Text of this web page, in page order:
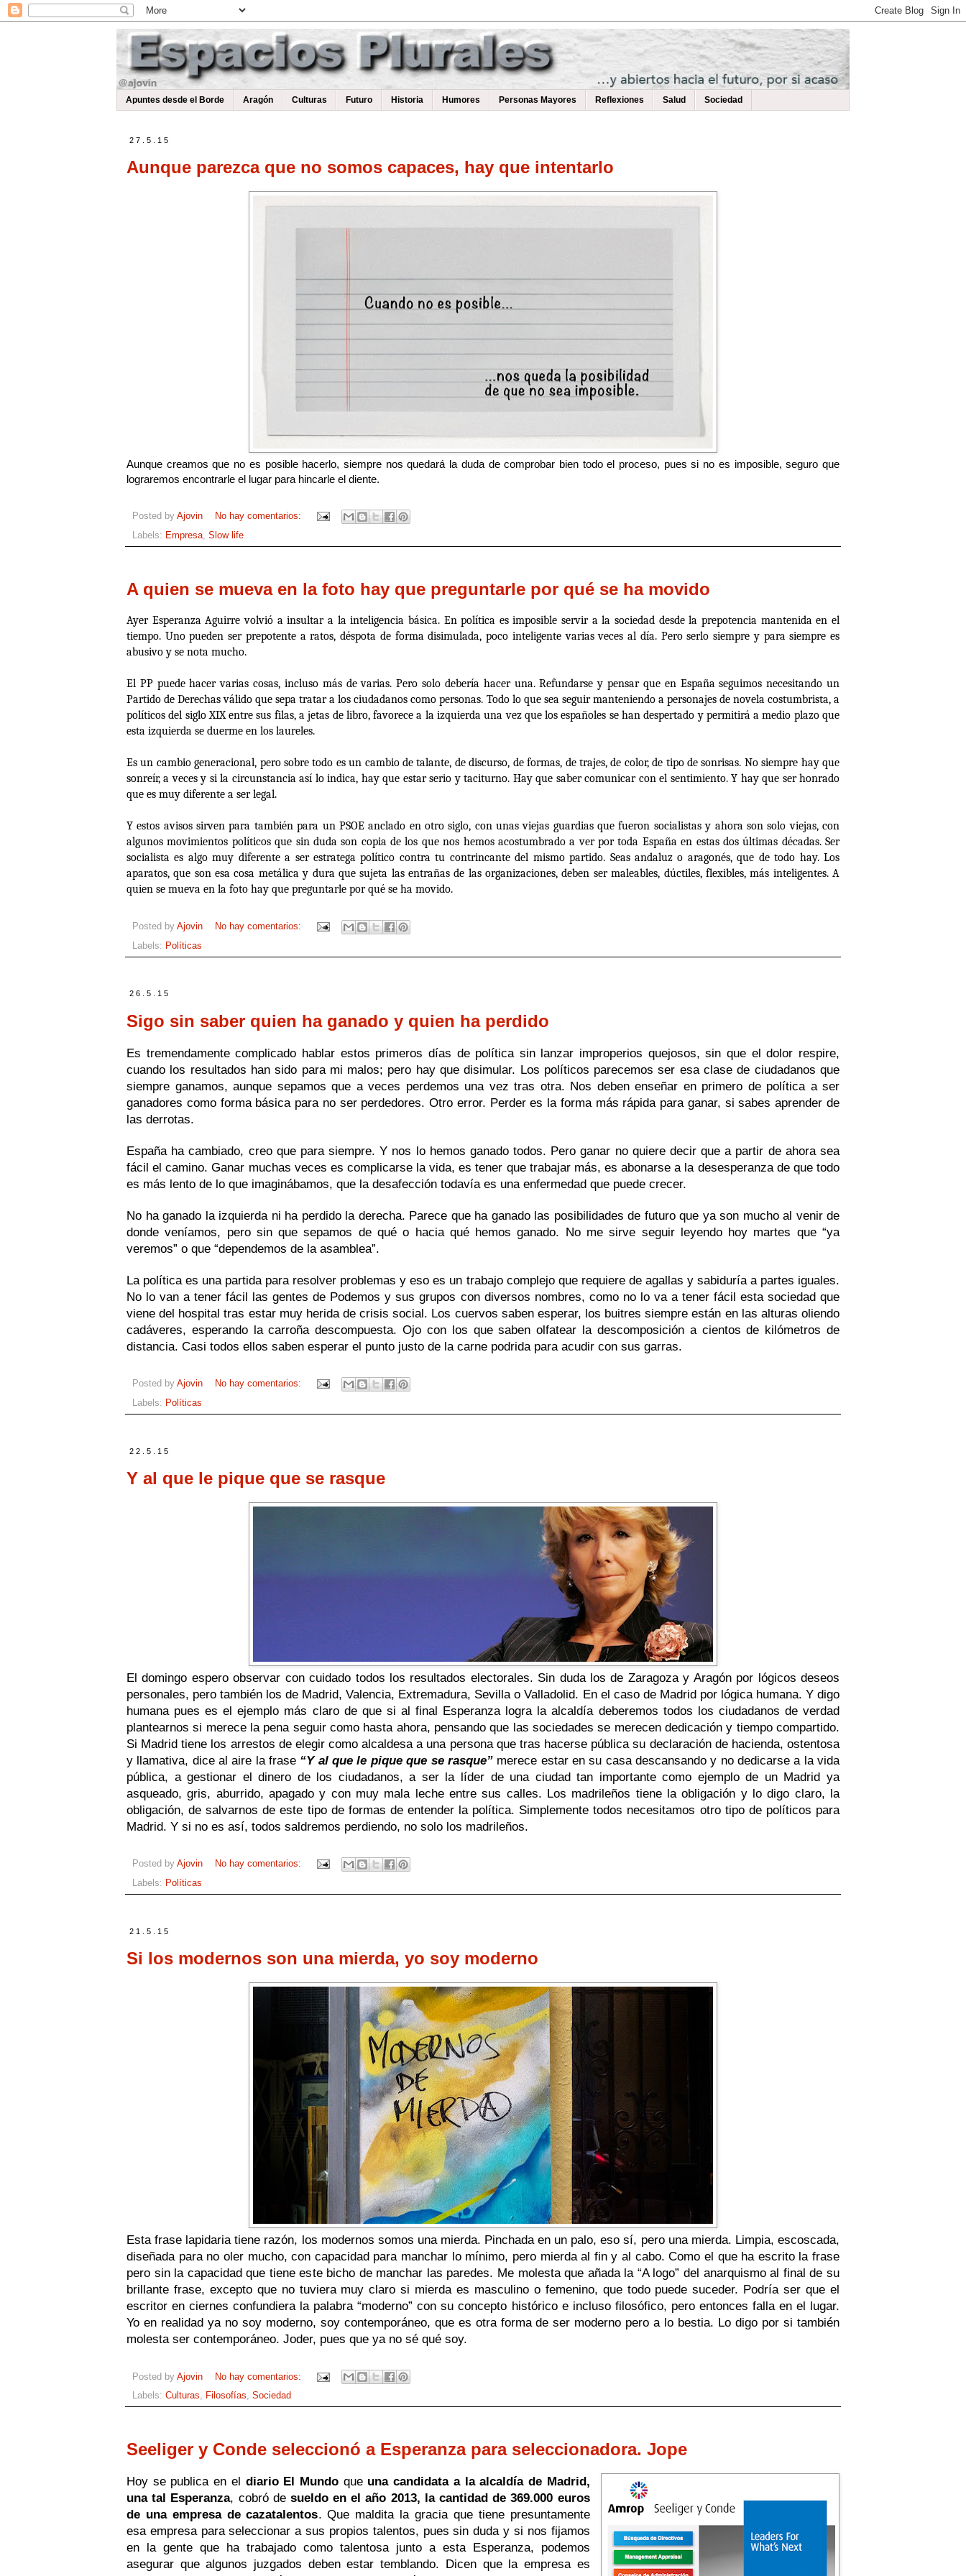
Apuntes desde el Borde Aragón Culturas Futuro Historia Humores Personas Mayores Reflexiones Salud Sociedad
27.5.15
Aunque parezca que no somos capaces, hay que intentarlo
Aunque creamos que no es posible hacerlo, siempre nos quedará la duda de comprobar bien todo el proceso, pues si no es imposible, seguro que
lograremos encontrarle el lugar para hincarle el diente.
Posted by Ajovin
No hay comentarios:
Labels: Empresa Slow life
A quien se mueva en la foto hay que preguntarle por qué se ha movido
Ayer Esperanza Aguirre volvió a insultar a la inteligencia básica. En política es imposible servir a la sociedad desde la prepotencia mantenida en el
tiempo. Uno pueden ser prepotente a ratos, déspota de forma disimulada, poco inteligente varias veces al día. Pero serlo siempre y para siempre es
abusivo y se nota mucho.
El PP puede hacer varias cosas, incluso más de varias. Pero solo debería hacer una. Refundarse y pensar que en España seguimos necesitando un
Partido de Derechas válido que sepa tratar a los ciudadanos como personas. Todo lo que sea seguir manteniendo a personajes de novela costumbrista, a
políticos del siglo XIX entre sus filas, a jetas de libro, favorece a la izquierda una vez que los españoles se han despertado y permitirá a medio plazo que
esta izquierda se duerme en los laureles.
Es un cambio generacional, pero sobre todo es un cambio de talante, de discurso, de formas, de trajes, de color, de tipo de sonrisas. No siempre hay que
sonreír, a veces y si la circunstancia así lo indica, hay que estar serio y taciturno. Hay que saber comunicar con el sentimiento. Y hay que ser honrado
que es muy diferente a ser legal.
Y estos avisos sirven para también para un PSOE anclado en otro siglo, con unas viejas guardias que fueron socialistas y ahora son solo viejas, con
algunos movimientos políticos que sin duda son copia de los que nos hemos acostumbrado a ver por toda España en estas dos últimas décadas. Ser
socialista es algo muy diferente a ser estratega político contra tu contrincante del mismo partido. Seas andaluz o aragonés, que de todo hay. Los
aparatos, que son esa cosa metálica y dura que sujeta las entrañas de las organizaciones, deben ser maleables, dúctiles, flexibles, más inteligentes. A
quien se mueva en la foto hay que preguntarle por qué se ha movido.
Posted by Ajovin
No hay comentarios:
Labels: Políticas
26.5.15
Sigo sin saber quien ha ganado y quien ha perdido
Es tremendamente complicado hablar estos primeros días de política sin lanzar improperios quejosos, sin que el dolor respire,
cuando los resultados han sido para mi malos; pero hay que disimular. Los políticos parecemos ser esa clase de ciudadanos que
siempre ganamos, aunque sepamos que a veces perdemos una vez tras otra. Nos deben enseñar en primero de política a ser
ganadores como forma básica para no ser perdedores. Otro error. Perder es la forma más rápida para ganar, si sabes aprender de
las derrotas.
España ha cambiado, creo que para siempre. Y nos lo hemos ganado todos. Pero ganar no quiere decir que a partir de ahora sea
fácil el camino. Ganar muchas veces es complicarse la vida, es tener que trabajar más, es abonarse a la desesperanza de que todo
es más lento de lo que imaginábamos, que la desafección todavía es una enfermedad que puede crecer.
No ha ganado la izquierda ni ha perdido la derecha. Parece que ha ganado las posibilidades de futuro que ya son mucho al venir de
donde veníamos, pero sin que sepamos de qué o hacia qué hemos ganado. No me sirve seguir leyendo hoy martes que “ya
veremos” o que “dependemos de la asamblea”.
La política es una partida para resolver problemas y eso es un trabajo complejo que requiere de agallas y sabiduría a partes iguales.
No lo van a tener fácil las gentes de Podemos y sus grupos con diversos nombres, como no lo va a tener fácil esta sociedad que
viene del hospital tras estar muy herida de crisis social. Los cuervos saben esperar, los buitres siempre están en las alturas oliendo
cadáveres, esperando la carroña descompuesta. Ojo con los que saben olfatear la descomposición a cientos de kilómetros de
distancia. Casi todos ellos saben esperar el punto justo de la carne podrida para acudir con sus garras.
Posted by Ajovin
No hay comentarios:
Labels: Políticas
22.5.15
Y al que le pique que se rasque
El domingo espero observar con cuidado todos los resultados electorales. Sin duda los de Zaragoza y Aragón por lógicos deseos
personales, pero también los de Madrid, Valencia, Extremadura, Sevilla o Valladolid. En el caso de Madrid por lógica humana. Y digo
humana pues es el ejemplo más claro de que si al final Esperanza logra la alcaldía deberemos todos los ciudadanos de verdad
plantearnos si merece la pena seguir como hasta ahora, pensando que las sociedades se merecen dedicación y tiempo compartido.
Si Madrid tiene los arrestos de elegir como alcaldesa a una persona que tras hacerse pública su declaración de hacienda, ostentosa
y llamativa, dice al aire la frase “Y al que le pique que se rasque”merece estar en su casa descansando y no dedicarse a la vida
pública, a gestionar el dinero de los ciudadanos, a ser la líder de una ciudad tan importante como ejemplo de un Madrid ya
asqueado, gris, aburrido, apagado y con muy mala leche entre sus calles. Los madrileños tiene la obligación y lo digo claro, la
obligación, de salvarnos de este tipo de formas de entender la política. Simplemente todos necesitamos otro tipo de políticos para
Madrid. Y si no es así, todos saldremos perdiendo, no solo los madrileños.
Posted by Ajovin
No hay comentarios:
Labels: Políticas
21.5.15
Si los modernos son una mierda, yo soy moderno
Esta frase lapidaria tiene razón, los modernos somos una mierda. Pinchada en un palo, eso sí, pero una mierda. Limpia, escoscada,
diseñada para no oler mucho, con capacidad para manchar lo mínimo, pero mierda al fin y al cabo. Como el que ha escrito la frase
pero sin la capacidad que tiene este bicho de manchar las paredes. Me molesta que añada la “A logo” del anarquismo al final de su
brillante frase, excepto que no tuviera muy claro si mierda es masculino o femenino, que todo puede suceder. Podría ser que el
escritor en ciernes confundiera la palabra “moderno” con su concepto histórico e incluso filosófico, pero entonces falla en el lugar.
Yo en realidad ya no soy moderno, soy contemporáneo, que es otra forma de ser moderno pero a lo bestia. Lo digo por si también
molesta ser contemporáneo. Joder, pues que ya no sé qué soy.
Posted by Ajovin
No hay comentarios:
Labels: Culturas, Filosofías, Sociedad
Seeliger y Conde seleccionó a Esperanza para seleccionadora. Jope
Hoy se publica en el diario El Mundoque una candidata a la alcaldía de Madrid,
una tal Esperanza, cobró de sueldo en el año 2013, la cantidad de 369.000 euros
de una empresa de cazatalentos. Que maldita la gracia que tiene presuntamente
esa empresa para seleccionar a sus propios talentos, pues sin duda y si nos fijamos
en la gente que ha trabajado como talentosa junto a esta Esperanza, podemos
asegurar que algunos juzgados deben estar temblando. Dicen que la empresa es